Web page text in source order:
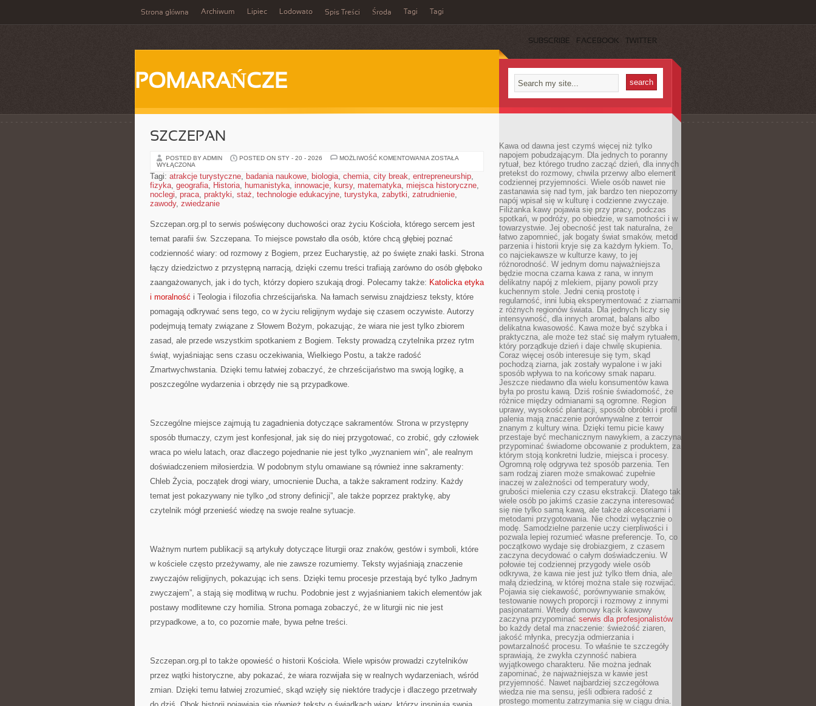
Strona główna Archiwum Lipiec Lodowato Spis Treści Środa Tagi Tagi
SUBSCRIBE FACEBOOK TWITTER
POMARAŃCZE
SZCZEPAN
POSTED BY ADMIN POSTED ON STY - 20 - 2026 MOŻLIWOŚĆ KOMENTOWANIA SZCZEPAN
ZOSTAŁA
WYŁĄCZONA
Tagi: atrakcje turystyczne, badania naukowe, biologia, chemia, city break, entrepreneurship,
fizyka, geografia, Historia, humanistyka, innowacje, kursy, matematyka, miejsca historyczne,
noclegi, praca, praktyki, staż, technologie edukacyjne, turystyka, zabytki, zatrudnienie,
zawody, zwiedzanie
Szczepan.org.pl to serwis poświęcony duchowości oraz życiu Kościoła, którego sercem jest
temat parafii św. Szczepana. To miejsce powstało dla osób, które chcą głębiej poznać
codzienność wiary: od rozmowy z Bogiem, przez Eucharystię, aż po święte znaki łaski. Strona
łączy dziedzictwo z przystępną narracją, dzięki czemu treści trafiają zarówno do osób głęboko
zaangażowanych, jak i do tych, którzy dopiero szukają drogi. Polecamy także: Katolicka etyka
i moralność i Teologia i filozofia chrześcijańska. Na łamach serwisu znajdziesz teksty, które
pomagają odkrywać sens tego, co w życiu religijnym wydaje się czasem oczywiste. Autorzy
podejmują tematy związane z Słowem Bożym, pokazując, że wiara nie jest tylko zbiorem
zasad, ale przede wszystkim spotkaniem z Bogiem. Teksty prowadzą czytelnika przez rytm
świąt, wyjaśniając sens czasu oczekiwania, Wielkiego Postu, a także radość
Zmartwychwstania. Dzięki temu łatwiej zobaczyć, że chrześcijaństwo ma swoją logikę, a
poszczególne wydarzenia i obrzędy nie są przypadkowe.
Szczególne miejsce zajmują tu zagadnienia dotyczące sakramentów. Strona w przystępny
sposób tłumaczy, czym jest konfesjonał, jak się do niej przygotować, co zrobić, gdy człowiek
wraca po wielu latach, oraz dlaczego pojednanie nie jest tylko „wyznaniem win”, ale realnym
doświadczeniem miłosierdzia. W podobnym stylu omawiane są również inne sakramenty:
Chleb Życia, początek drogi wiary, umocnienie Ducha, a także sakrament rodziny. Każdy
temat jest pokazywany nie tylko „od strony definicji”, ale także poprzez praktykę, aby
czytelnik mógł przenieść wiedzę na swoje realne sytuacje.
Ważnym nurtem publikacji są artykuły dotyczące liturgii oraz znaków, gestów i symboli, które
w kościele często przeżywamy, ale nie zawsze rozumiemy. Teksty wyjaśniają znaczenie
zwyczajów religijnych, pokazując ich sens. Dzięki temu procesje przestają być tylko „ładnym
zwyczajem”, a stają się modlitwą w ruchu. Podobnie jest z wyjaśnianiem takich elementów jak
postawy modlitewne czy homilia. Strona pomaga zobaczyć, że w liturgii nic nie jest
przypadkowe, a to, co pozornie małe, bywa pełne treści.
Szczepan.org.pl to także opowieść o historii Kościoła. Wiele wpisów prowadzi czytelników
przez wątki historyczne, aby pokazać, że wiara rozwijała się w realnych wydarzeniach, wśród
zmian. Dzięki temu łatwiej zrozumieć, skąd wzięły się niektóre tradycje i dlaczego przetrwały
Kawa od dawna jest czymś więcej niż tylko
napojem pobudzającym. Dla jednych to poranny
rytuał, bez którego trudno zacząć dzień, dla innych
pretekst do rozmowy, chwila przerwy albo element
codziennej przyjemności. Wiele osób nawet nie
zastanawia się nad tym, jak bardzo ten niepozorny
napój wpisał się w kulturę i codzienne zwyczaje.
Filiżanka kawy pojawia się przy pracy, podczas
spotkań, w podróży, po obiedzie, w samotności i w
towarzystwie. Jej obecność jest tak naturalna, że
łatwo zapomnieć, jak bogaty świat smaków, metod
parzenia i historii kryje się za każdym łykiem. To,
co najciekawsze w kulturze kawy, to jej
różnorodność. W jednym domu najważniejsza
będzie mocna czarna kawa z rana, w innym
delikatny napój z mlekiem, pijany powoli przy
kuchennym stole. Jedni cenią prostotę i
regularność, inni lubią eksperymentować z ziarnami
z różnych regionów świata. Dla jednych liczy się
intensywność, dla innych aromat, balans albo
delikatna kwasowość. Kawa może być szybka i
praktyczna, ale może też stać się małym rytuałem,
który porządkuje dzień i daje chwilę skupienia.
Coraz więcej osób interesuje się tym, skąd
pochodzą ziarna, jak zostały wypalone i w jaki
sposób wpływa to na końcowy smak naparu.
Jeszcze niedawno dla wielu konsumentów kawa
była po prostu kawą. Dziś rośnie świadomość, że
różnice między odmianami są ogromne. Region
uprawy, wysokość plantacji, sposób obróbki i profil
palenia mają znaczenie porównywalne z terroir
znanym z kultury wina. Dzięki temu picie kawy
przestaje być mechanicznym nawykiem, a zaczyna
przypominać świadome obcowanie z produktem, za
którym stoją konkretni ludzie, miejsca i procesy.
Ogromną rolę odgrywa też sposób parzenia. Ten
sam rodzaj ziaren może smakować zupełnie
inaczej w zależności od temperatury wody,
grubości mielenia czy czasu ekstrakcji. Dlatego tak
wiele osób po jakimś czasie zaczyna interesować
się nie tylko samą kawą, ale także akcesoriami i
metodami przygotowania. Nie chodzi wyłącznie o
modę. Samodzielne parzenie uczy cierpliwości i
pozwala lepiej rozumieć własne preferencje. To, co
początkowo wydaje się drobiazgiem, z czasem
zaczyna decydować o całym doświadczeniu. W
połowie tej codziennej przygody wiele osób
odkrywa, że kawa nie jest już tylko tłem dnia, ale
małą dziedziną, w której można stale się rozwijać.
Pojawia się ciekawość, porównywanie smaków,
testowanie nowych proporcji i rozmowy z innymi
pasjonatami. Wtedy domowy kącik kawowy
zaczyna przypominać serwis dla profesjonalistów
bo każdy detal ma znaczenie: świeżość ziaren,
jakość młynka, precyzja odmierzania i
powtarzalność procesu. To właśnie te szczegóły
sprawiają, że zwykła czynność nabiera
wyjątkowego charakteru. Nie można jednak
zapominać, że najważniejsza w kawie jest
przyjemność. Nawet najbardziej szczegółowa
wiedza nie ma sensu, jeśli odbiera radość z
prostego momentu zatrzymania się w ciągu dnia.